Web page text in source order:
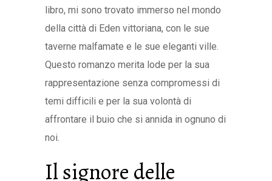
libro, mi sono trovato immerso nel mondo
della città di Eden vittoriana, con le sue
taverne malfamate e le sue eleganti ville.
Questo romanzo merita lode per la sua
rappresentazione senza compromessi di
temi difficili e per la sua volontà di
affrontare il buio che si annida in ognuno di
noi.
Il signore delle